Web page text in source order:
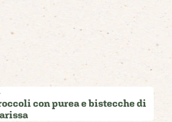
con purea e bistecche di